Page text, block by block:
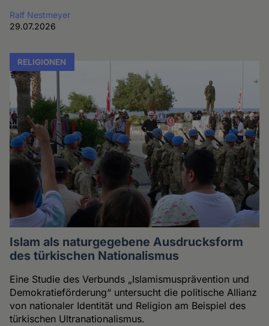
Ralf Nestmeyer
29.07.2026
RELIGIONEN
Islam als naturgegebene Ausdrucksform
des türkischen Nationalismus
Eine Studie des Verbunds „Islamismusprävention und
Demokratieförderung“ untersucht die politische Allianz
von nationaler Identität und Religion am Beispiel des
türkischen Ultranationalismus.